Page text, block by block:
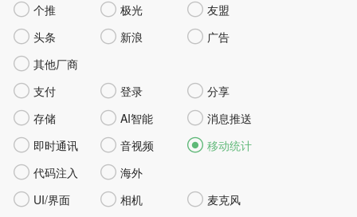
 个推  极光  友盟
 头条  新浪  广告
 其他厂商
 支付  登录  分享
 存储  AI智能  消息推送
 即时通讯  音视频  移动统计
 代码注入  海外
 UI/界面  相机  麦克风